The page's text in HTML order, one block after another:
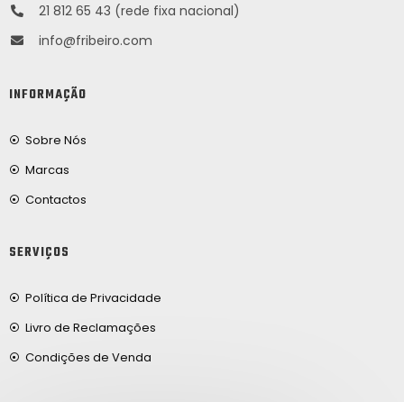
21 812 65 43 (rede fixa nacional)
info@fribeiro.com
INFORMAÇÃO
Sobre Nós
Marcas
Contactos
SERVIÇOS
Política de Privacidade
Livro de Reclamações
Condições de Venda